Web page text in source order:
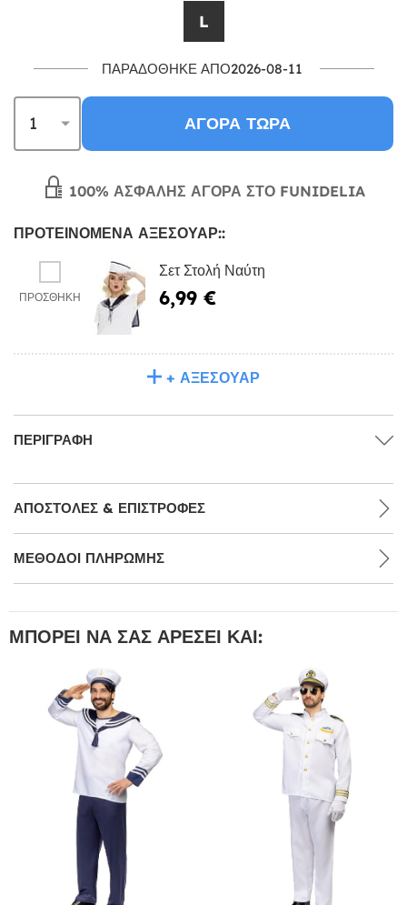
L
ΠΑΡΑΔΌΘΗΚΕ ΑΠΌ2026-08-11
ΑΓΟΡΆ ΤΏΡΑ
100% ΑΣΦΑΛΉΣ ΑΓΟΡΆ ΣΤΟ FUNIDELIA
ΠΡΟΤΕΙΝΌΜΕΝΑ ΑΞΕΣΟΥΆΡ::
ΠΡΟΣΘΉΚΗ
Σετ Στολή Ναύτη
6,99 €
+ ΑΞΕΣΟΥΆΡ
ΠΕΡΙΓΡΑΦΉ
ΑΠΟΣΤΟΛΈΣ & ΕΠΙΣΤΡΟΦΈΣ
ΜΕΘΌΔΟΙ ΠΛΗΡΩΜΉΣ
ΜΠΟΡΕΊ ΝΑ ΣΑΣ ΑΡΈΣΕΙ ΚΑΙ: